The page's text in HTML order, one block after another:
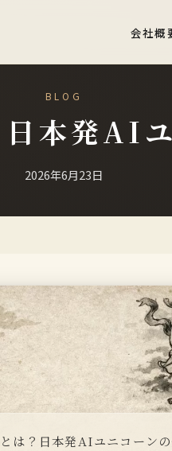
会社概
BLOG
本発AIユ
2026年6月23日
は？日本発AIユニコーンの